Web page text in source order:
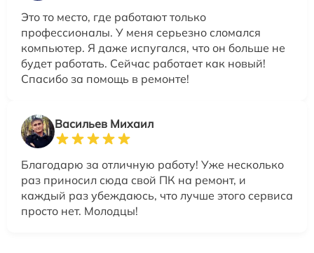
Это то место, где работают только
профессионалы. У меня серьезно сломался
компьютер. Я даже испугался, что он больше не
будет работать. Сейчас работает как новый!
Спасибо за помощь в ремонте!
Васильев Михаил
Благодарю за отличную работу! Уже несколько
раз приносил сюда свой ПК на ремонт, и
каждый раз убеждаюсь, что лучше этого сервиса
просто нет. Молодцы!